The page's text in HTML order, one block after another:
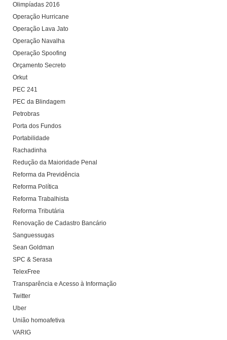
Olimpíadas 2016
Operação Hurricane
Operação Lava Jato
Operação Navalha
Operação Spoofing
Orçamento Secreto
Orkut
PEC 241
PEC da Blindagem
Petrobras
Porta dos Fundos
Portabilidade
Rachadinha
Redução da Maioridade Penal
Reforma da Previdência
Reforma Política
Reforma Trabalhista
Reforma Tributária
Renovação de Cadastro Bancário
Sanguessugas
Sean Goldman
SPC & Serasa
TelexFree
Transparência e Acesso à Informação
Twitter
Uber
União homoafetiva
VARIG